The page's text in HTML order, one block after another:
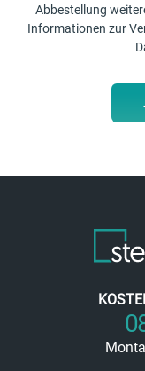
Abbestellung weiterer Informationen enthalten sein.
Informationen zur